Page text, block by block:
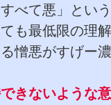
べて悪」とい
最低限の理
憎悪がすげー
きないような